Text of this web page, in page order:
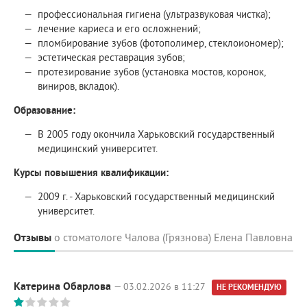
профессиональная гигиена (ультразвуковая чистка);
лечение кариеса и его осложнений;
пломбирование зубов (фотополимер, стеклоиономер);
эстетическая реставрация зубов;
протезирование зубов (установка мостов, коронок,
виниров, вкладок).
Образование:
В 2005 году окончила Харьковский государственный
медицинский университет.
Курсы повышения квалификации:
2009 г. - Харьковский государственный медицинский
университет.
Отзывы о стоматологе Чалова (Грязнова) Елена Павловна
Катерина Обарлова — 03.02.2026 в 11:27 НЕ РЕКОМЕНДУЮ